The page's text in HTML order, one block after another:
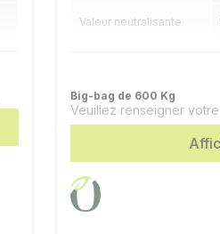
Valeur neutralisante
Conditionnement
Big-bag de 600 Kg
Veuillez renseigner